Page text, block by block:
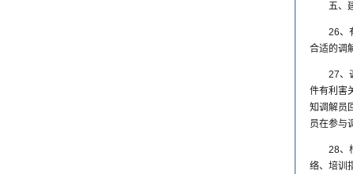
五、
26、
合适的调
27、
件有利害
知调解员
员在参与
28、
络、培训